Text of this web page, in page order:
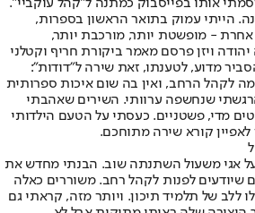
אותו בפייסבוק כמתנה ל"קהל עוקביי".
הייתי עמוק בתואר הראשון בספרות,
אחרת - מופשטת יותר, מורכבת יותר,
ויזן פרסם מאמר ביקורת חריף וקטלני
מדוע, לטענתו, זאת שירה ל"דודות":
לקהל הרחב, ואין בה שום איכות ספרותית
שנחשפה ערוותי. השירים שאהבתי
מדי, פשטניים. כעסתי על הטעם הילדותי
קורא שירה מתוחכם.
אגי משעול השתנתה שוב. הבנתי מחדש את
שיודעים לפנות לקהל רחב. משוררים כאלה
ללב של תלמיד תיכון. ויותר מזה, קראתי גם